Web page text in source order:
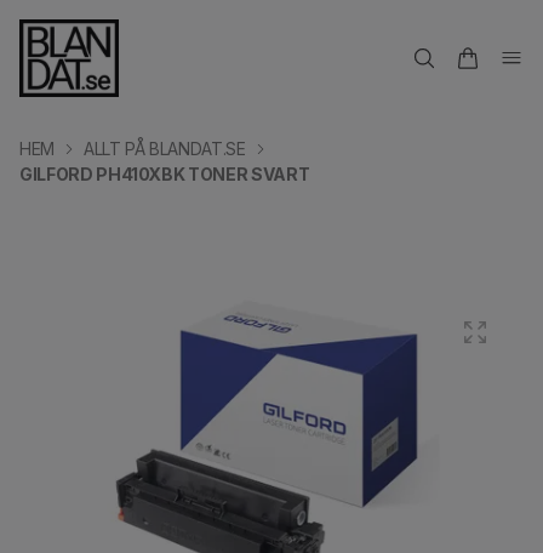
HEM
ALLT PÅ BLANDAT.SE
GILFORD PH410XBK TONER SVART